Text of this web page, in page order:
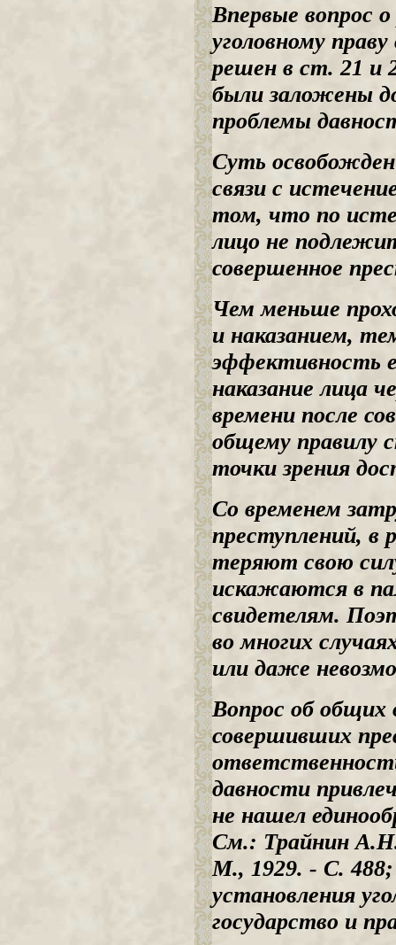
Впервые вопрос
уголовному
решен в ст. 21 и
были заложены
проблемы
Суть
связи с
том, что по
лицо не
совершенное
Чем меньше
и наказанием,
эффективность
наказание лица
времени после
общему правилу
точки зрения
Со временем
преступлений, в
теряют свою
искажаются в
свидетелям.
во многих
или даже
Вопрос об общих
совершивших
давности
не нашел
См.: Трайнин
М., 1929. - С.
установления
государство и